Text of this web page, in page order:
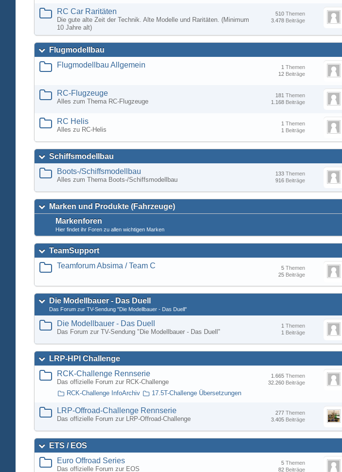
RC Car Raritäten
Die gute alte Zeit der Technik. Alte Modelle und Raritäten. (Minimum
10 Jahre alt)
Themen
510
Beiträge
3.478
Flugmodellbau
Flugmodellbau Allgemein
Themen
1
Beiträge
12
RC-Flugzeuge
Alles zum Thema RC-Flugzeuge
Themen
181
Beiträge
1.168
RC Helis
Alles zu RC-Helis
Themen
1
Beiträge
1
Schiffsmodellbau
Boots-/Schiffsmodellbau
Alles zum Thema Boots-/Schiffsmodellbau
Themen
133
Beiträge
916
Marken und Produkte (Fahrzeuge)
Markenforen
Hier findet ihr Foren zu allen wichtigen Marken
TeamSupport
Teamforum Absima / Team C
Themen
5
Beiträge
25
Die Modellbauer - Das Duell
Das Forum zur TV-Sendung "Die Modellbauer - Das Duell"
Die Modellbauer - Das Duell
Das Forum zur TV-Sendung "Die Modellbauer - Das Duell"
Themen
1
Beiträge
1
LRP-HPI Challenge
RCK-Challenge Rennserie
Das offizielle Forum zur RCK-Challenge
Themen
1.665
Beiträge
32.260
RCK-Challenge InfoArchiv 17.5T-Challenge Übersetzungen
LRP-Offroad-Challenge Rennserie
Das offizielle Forum zur LRP-Offroad-Challenge
Themen
277
Beiträge
3.405
ETS / EOS
Euro Offroad Series
Das offizielle Forum zur EOS
Themen
5
Beiträge
82